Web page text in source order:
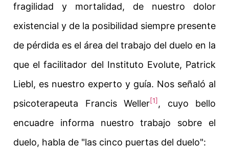
fragilidad y mortalidad, de nuestro dolor
existencial y de la posibilidad siempre presente
de pérdida es el área del trabajo del duelo en la
que el facilitador del Instituto Evolute, Patrick
Liebl, es nuestro experto y guía. Nos señaló al
psicoterapeuta Francis Weller[1] , cuyo bello
encuadre informa nuestro trabajo sobre el
duelo, habla de "las cinco puertas del duelo":